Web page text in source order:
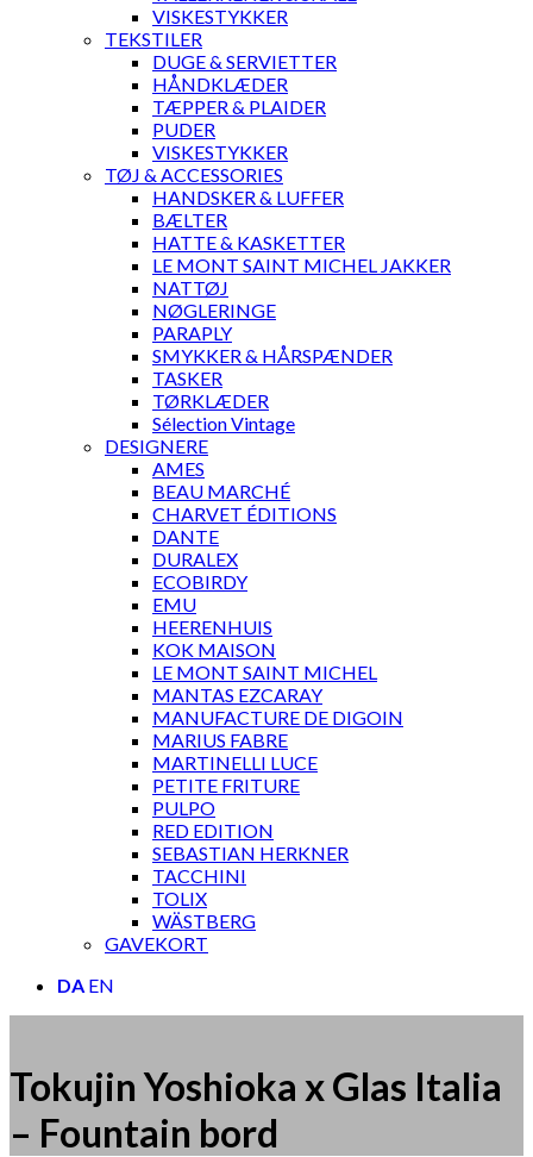
VISKESTYKKER
TEKSTILER
DUGE & SERVIETTER
HÅNDKLÆDER
TÆPPER & PLAIDER
PUDER
VISKESTYKKER
TØJ & ACCESSORIES
HANDSKER & LUFFER
BÆLTER
HATTE & KASKETTER
LE MONT SAINT MICHEL JAKKER
NATTØJ
NØGLERINGE
PARAPLY
SMYKKER & HÅRSPÆNDER
TASKER
TØRKLÆDER
Sélection Vintage
DESIGNERE
AMES
BEAU MARCHÉ
CHARVET ÉDITIONS
DANTE
DURALEX
ECOBIRDY
EMU
HEERENHUIS
KOK MAISON
LE MONT SAINT MICHEL
MANTAS EZCARAY
MANUFACTURE DE DIGOIN
MARIUS FABRE
MARTINELLI LUCE
PETITE FRITURE
PULPO
RED EDITION
SEBASTIAN HERKNER
TACCHINI
TOLIX
WÄSTBERG
GAVEKORT
DA EN
Tokujin Yoshioka x Glas Italia
– Fountain bord